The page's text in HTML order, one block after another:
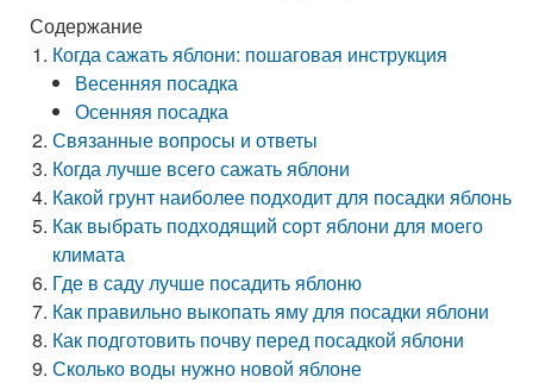
Содержание
Когда сажать яблони: пошаговая инструкция
Весенняя посадка
Осенняя посадка
Связанные вопросы и ответы
Когда лучше всего сажать яблони
Какой грунт наиболее подходит для посадки яблонь
Как выбрать подходящий сорт яблони для моего
климата
Где в саду лучше посадить яблоню
Как правильно выкопать яму для посадки яблони
Как подготовить почву перед посадкой яблони
Сколько воды нужно новой яблоне